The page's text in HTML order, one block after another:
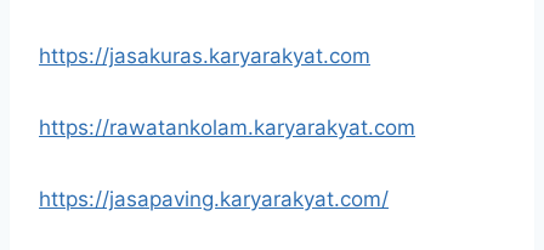
https://jasakuras.karyarakyat.com
https://rawatankolam.karyarakyat.com
https://jasapaving.karyarakyat.com/